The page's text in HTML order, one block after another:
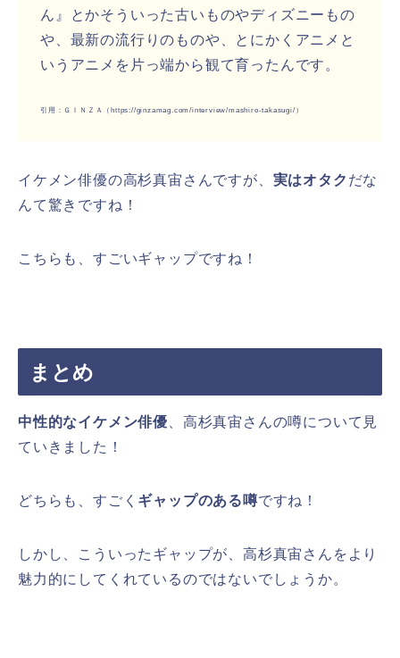
ん』とかそういった古いものやディズニーもの
や、最新の流行りのものや、とにかくアニメと
いうアニメを片っ端から観て育ったんです。
引用：ＧＩＮＺＡ（https://ginzamag.com/interview/mashiro-takasugi/）
イケメン俳優の高杉真宙さんですが、 実はオタク だな
んて驚きですね！
こちらも、すごいギャップですね！
まとめ
中性的なイケメン俳優 、高杉真宙さんの噂について見
ていきました！
どちらも、すごく ギャップのある噂ですね！
しかし、こういったギャップが、高杉真宙さんをより
魅力的にしてくれているのではないでしょうか。